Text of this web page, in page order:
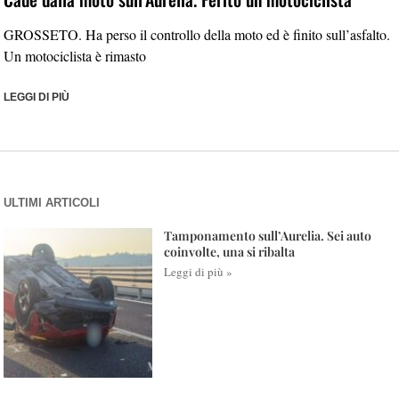
GROSSETO. Ha perso il controllo della moto ed è finito sull’asfalto.
Un motociclista è rimasto
LEGGI DI PIÙ
ULTIMI ARTICOLI
Tamponamento sull’Aurelia. Sei auto
coinvolte, una si ribalta
Leggi di più »